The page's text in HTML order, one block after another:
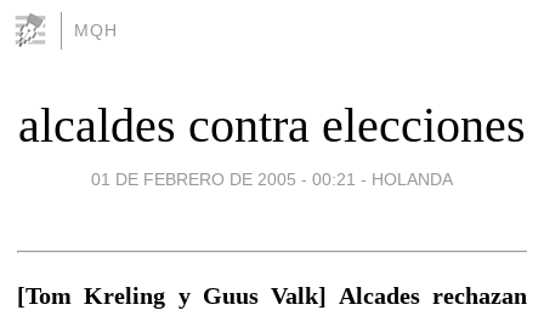
MQH
alcaldes contra elecciones
01 DE FEBRERO DE 2005 - 00:21 - HOLANDA
[Tom Kreling y Guus Valk] Alcades rechazan